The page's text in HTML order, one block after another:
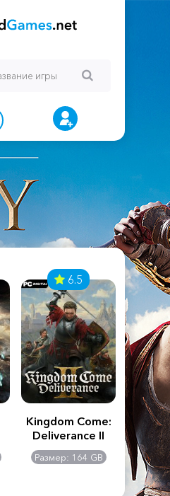
6.5
Kingdom Come:
Deliverance II
Размер: 164 GB
The